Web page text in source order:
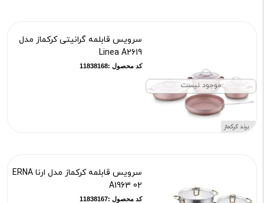
موجود نیست
برند کرکماز
سرویس قابلمه گرانیتی کرکماز مدل
Linea A2619
کد محصول :11838168
سرویس قابلمه کرکماز مدل ارنا ERNA
A1963 02
کد محصول :11838167